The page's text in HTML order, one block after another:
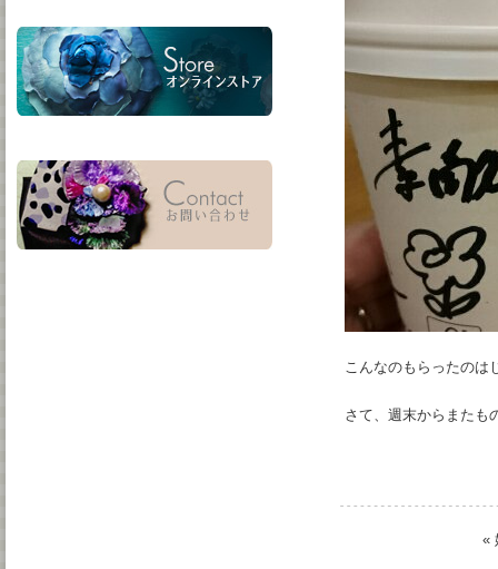
こんなのもらったのは
さて、週末からまたも
«